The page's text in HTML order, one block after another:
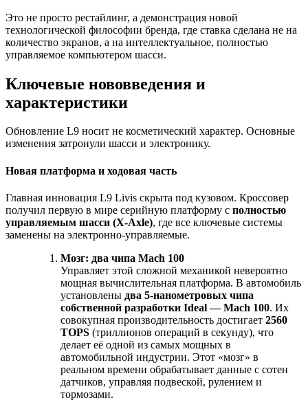
Это не просто рестайлинг, а демонстрация новой
технологической философии бренда, где ставка сделана не на
количество экранов, а на интеллектуальное, полностью
управляемое компьютером шасси.
Ключевые нововведения и
характеристики
Обновление L9 носит не косметический характер. Основные
изменения затронули шасси и электронику.
Новая платформа и ходовая часть
Главная инновация L9 Livis скрыта под кузовом. Кроссовер
получил первую в мире серийную платформу с полностью
управляемым шасси (X-Axle), где все ключевые системы
заменены на электронно-управляемые.
Мозг: два чипа Mach 100
Управляет этой сложной механикой невероятно
мощная вычислительная платформа. В автомобиль
установлены два 5-нанометровых чипа
собственной разработки Ideal — Mach 100. Их
совокупная производительность достигает 2560
TOPS (триллионов операций в секунду), что
делает её одной из самых мощных в
автомобильной индустрии. Этот «мозг» в
реальном времени обрабатывает данные с сотен
датчиков, управляя подвеской, рулением и
тормозами.